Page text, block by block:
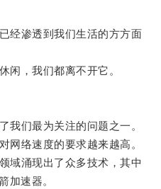
渗透到我们生活的方方面
，我们都离不开它。
们最为关注的问题之一。
络速度的要求越来越高。
涌现出了众多技术，其中
加速器。